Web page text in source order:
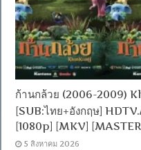
ก้านกล้วย (2006-2009)
[SUB:ไทย+อังกฤษ]
[1080p] [MKV]
5 สิงหาคม 2026